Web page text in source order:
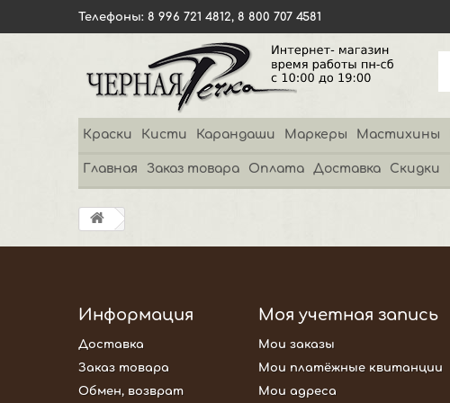
Телефоны: 8 996 721 4812, 8 800 707 4581
Краски Кисти Карандаши Маркеры Мастихины
Главная Заказ товара Оплата Доставка Скидки
Информация
Доставка
Заказ товара
Обмен, возврат
Моя учетная запись
Мои заказы
Мои платёжные квитанции
Мои адреса